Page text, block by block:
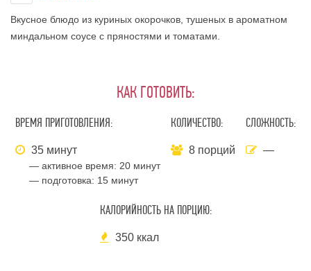
Вкусное блюдо из куриных окорочков, тушеных в ароматном
миндальном соусе с пряностями и томатами.
КАК ГОТОВИТЬ:
ВРЕМЯ ПРИГОТОВЛЕНИЯ:
35 минут
— активное время: 20 минут
— подготовка: 15 минут
КОЛИЧЕСТВО:
8 порций
СЛОЖНОСТЬ:
—
КАЛОРИЙНОСТЬ НА ПОРЦИЮ:
350 ккал